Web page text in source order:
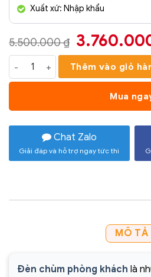
Xuất xứ: Nhập khẩu
5.500.000₫ Giá
gốc
là:
Đèn chùm pha lê cao cấp SC0176-
Thêm vào giỏ
Mua
Chat Zalo
Giải đáp và hỗ trợ ngay tức thì
MÔ TẢ
Đèn chùm phòng khách là